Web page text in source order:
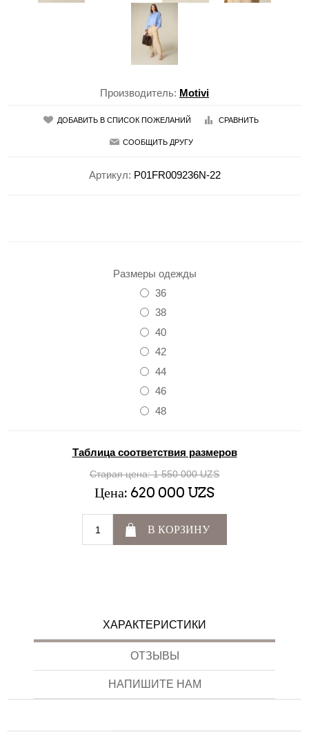
Производитель: Motivi
ДОБАВИТЬ В СПИСОК ПОЖЕЛАНИЙ СРАВНИТЬ
СООБЩИТЬ ДРУГУ
Артикул: P01FR009236N-22
Размеры одежды
36
38
40
42
44
46
48
Таблица соответствия размеров
Старая цена: 1 550 000 UZS
Цена: 620 000 UZS
В КОРЗИНУ
ХАРАКТЕРИСТИКИ
ОТЗЫВЫ
НАПИШИТЕ НАМ